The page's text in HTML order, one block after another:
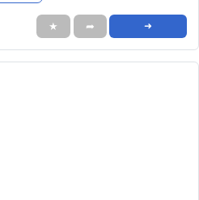
★ ➦ ➜